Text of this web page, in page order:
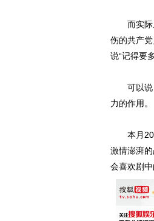
而实际上
伤的共产
说“记得要
可以说，
力的作用。
本月20日
激情澎湃
会喜欢剧中